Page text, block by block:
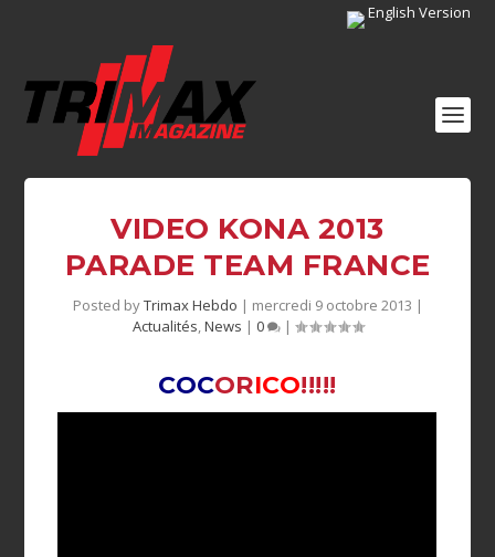
English Version
VIDEO KONA 2013
PARADE TEAM FRANCE
Posted byTrimax Hebdo | mercredi 9 octobre 2013 |
Actualités,News | 0 |
COCORICO!!!!!